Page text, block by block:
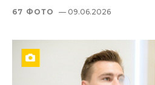
67 ФОТО — 09.06.2026